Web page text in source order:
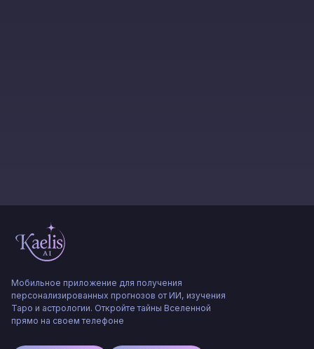
Мобильное приложение для получения
персонализированных прогнозов от ИИ, изучения
Таро и астрологии. Откройте тайны Вселенной
прямо на своем телефоне